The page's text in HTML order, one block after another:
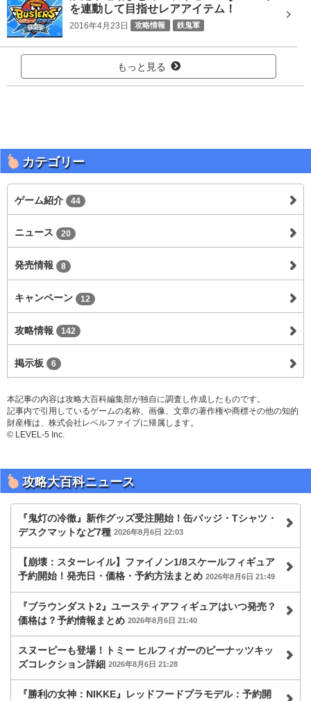
を連動して目指せレアアイテム！
2016年4月23日 攻略情報 鉄鬼軍
もっと見る
カテゴリー
ゲーム紹介 44
ニュース 20
発売情報 8
キャンペーン 12
攻略情報 142
掲示板 6
本記事の内容は攻略大百科編集部が独自に調査し作成したものです。
記事内で引用しているゲームの名称、画像、文章の著作権や商標その他の知的
財産権は、株式会社レベルファイブに帰属します。
© LEVEL-5 Inc.
攻略大百科ニュース
『鬼灯の冷徹』新作グッズ受注開始！缶バッジ・Tシャツ・
デスクマットなど7種 2026年8月6日 22:03
【崩壊：スターレイル】ファイノン1/8スケールフィギュア
予約開始！発売日・価格・予約方法まとめ 2026年8月6日 21:49
『ブラウンダスト2』ユースティアフィギュアはいつ発売？
価格は？予約情報まとめ 2026年8月6日 21:40
スヌーピーも登場！トミー ヒルフィガーのピーナッツキッ
ズコレクション詳細 2026年8月6日 21:28
『勝利の女神：NIKKE』レッドフードプラモデル：予約開